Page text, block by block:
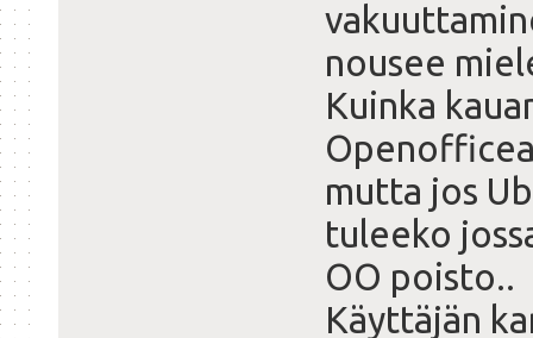
nousee
Kuinka
Openofficea
mutta jos
tuleeko
OO poisto..
Käyttäjän